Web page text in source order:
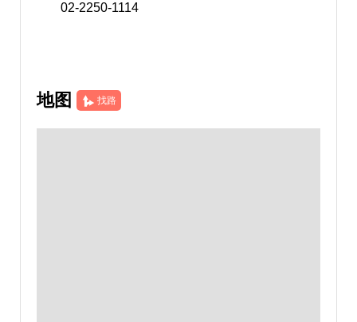
02-2250-1114
地图 找路